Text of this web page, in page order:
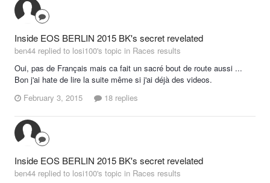
Inside EOS BERLIN 2015 BK's secret revelated
ben44 replied to losi100's topic in Races results
Oui, pas de Français mais ca fait un sacré bout de route aussi ...
Bon j'ai hate de lire la suite même si j'ai déjà des videos.
February 3, 2015
18 replies
Inside EOS BERLIN 2015 BK's secret revelated
ben44 replied to losi100's topic in Races results